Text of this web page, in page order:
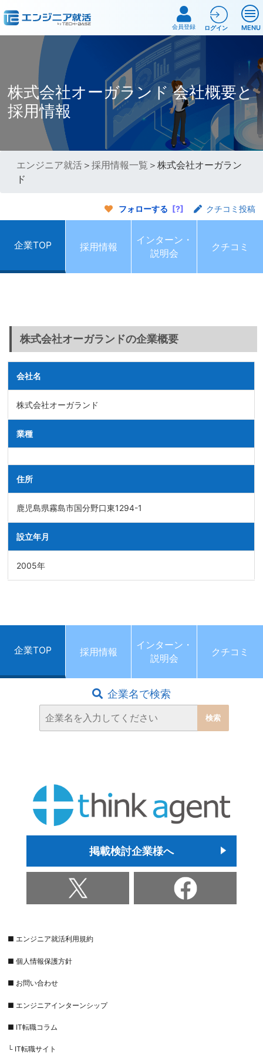
MENU
会員登録 ログイン
株式会社オーガランド 会社概要と
採用情報
エンジニア就活 ＞採用情報一覧 ＞株式会社オーガラン
ド
フォローする [?] クチコミ投稿
企業TOP 採用情報
インターン・
説明会
クチコミ
株式会社オーガランドの企業概要
会社名
株式会社オーガランド
業種
住所
鹿児島県霧島市国分野口東1294-1
設立年月
2005年
企業TOP 採用情報
インターン・
説明会
クチコミ
企業名で検索
掲載検討企業様へ
■ エンジニア就活利用規約
■ 個人情報保護方針
■ お問い合わせ
■ エンジニアインターンシップ
■ IT転職コラム
└ IT転職サイト